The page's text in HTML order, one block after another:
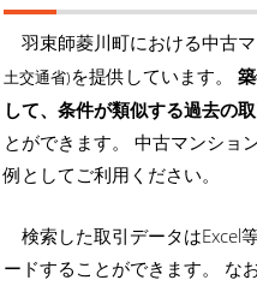
羽束師菱川町における中古
土交通省)を提供しています。
して、条件が類似する過去の
とができます。 中古マンショ
例としてご利用ください。
検索した取引データはExcel
ードすることができます。 なお